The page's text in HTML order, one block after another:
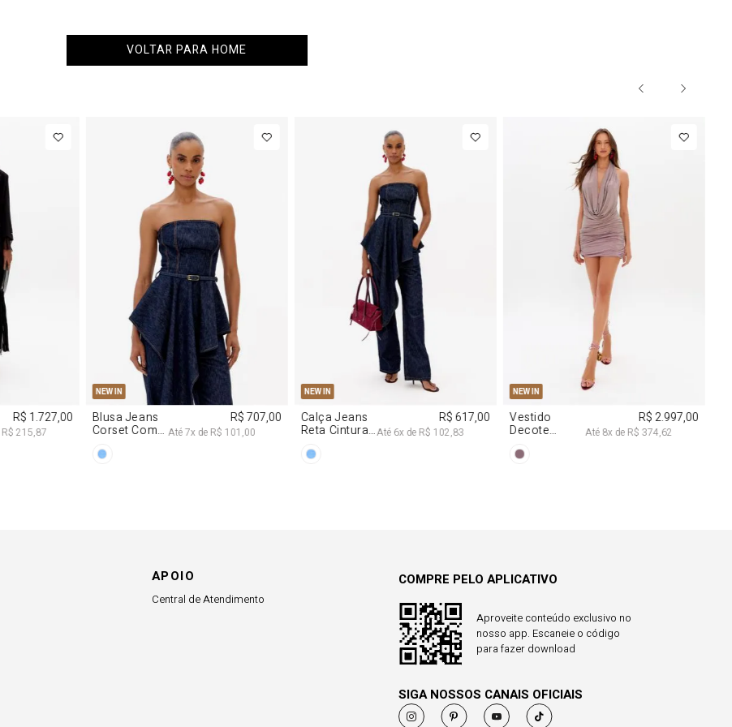
VOLTAR PARA HOME
R$ 1.727,00
R$ 215,87
NEW IN
PP G
Blusa Jeans
Corset Com
R$ 707,00
Até7x deR$ 101,00
NEW IN
34 38 40
Calça Jeans
Reta Cintura
R$ 617,00
Até6x deR$ 102,83
NEW IN
PP
Vestido
Decote
Brilhos
R$ 2.997,00
Até 8x deR$ 374,62
APOIO
Central de Atendimento
COMPRE PELO APLICATIVO
Aproveite conteúdo exclusivo no
nosso app. Escaneie o código
para fazer download
SIGA NOSSOS CANAIS OFICIAIS